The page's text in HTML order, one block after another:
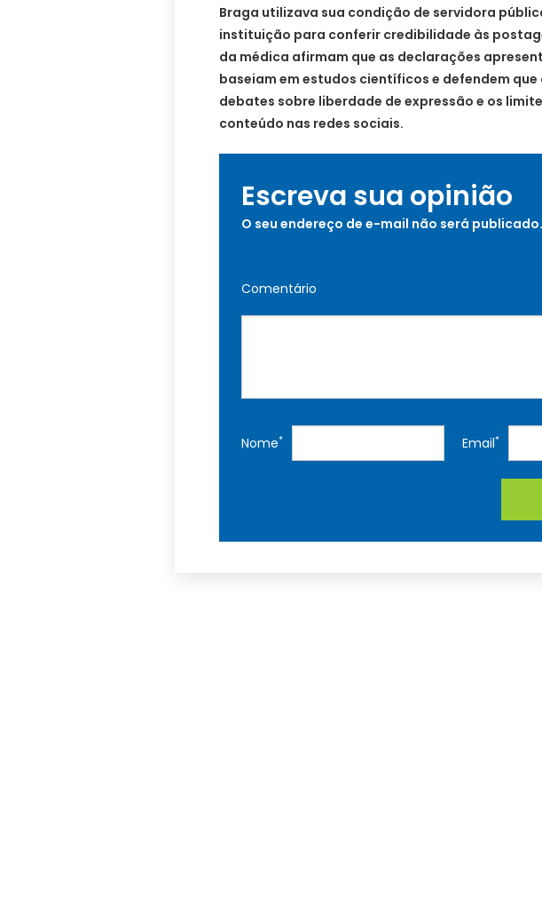
Braga utilizava sua condição de servidora
instituição para conferir credibilidade às
da médica afirmam que as declarações
baseiam em estudos científicos e defendem
debates sobre liberdade de expressão e os
conteúdo nas redes sociais.
Escreva sua opinião
O seu endereço de e-mail não será publicado.
Comentário
Nome* Email*